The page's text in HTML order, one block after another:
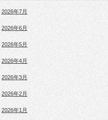
2026年7月
2026年6月
2026年5月
2026年4月
2026年3月
2026年2月
2026年1月